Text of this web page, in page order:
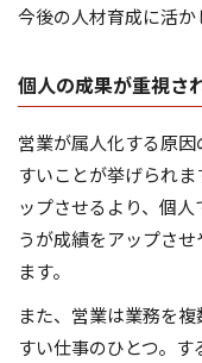
今後の人材育成に活か
個人の成果が重視さ
営業が属人化する原
すいことが挙げられ
ップさせるより、個
うが成績をアップさ
ます。
また、営業は業務を
すい仕事のひとつ。